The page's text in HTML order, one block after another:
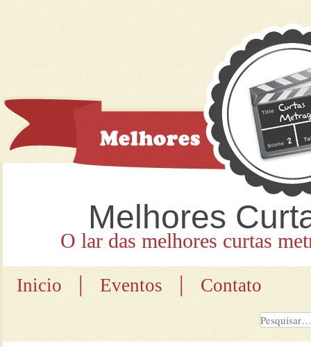
Melhores
O lar das melhores curtas
Inicio | Eventos | Contato